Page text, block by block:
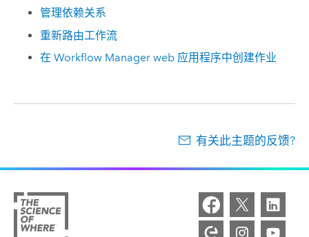
管理依赖关系
重新路由工作流
在 Workflow Manager web 应用程序中创建作业
有关此主题的反馈?